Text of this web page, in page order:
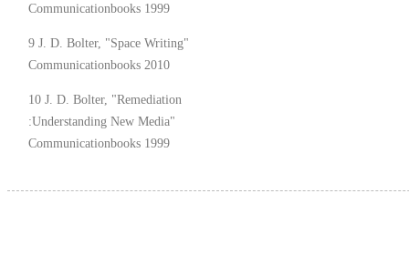
Communicationbooks 1999
9 J. D. Bolter, "Space Writing"
Communicationbooks 2010
10 J. D. Bolter, "Remediation
:Understanding New Media"
Communicationbooks 1999